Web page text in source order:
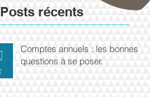
Posts récents
Comptes annuels : les bonnes
questions à se poser.